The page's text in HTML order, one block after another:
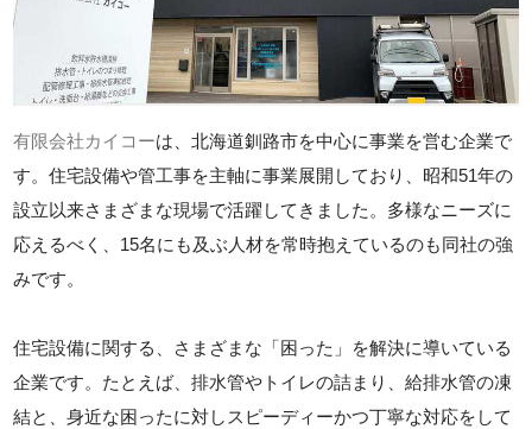
有限会社カイコーは、北海道釧路市を中心に事業を営む企業で
す。住宅設備や管工事を主軸に事業展開しており、昭和51年の
設立以来さまざまな現場で活躍してきました。多様なニーズに
応えるべく、15名にも及ぶ人材を常時抱えているのも同社の強
みです。
住宅設備に関する、さまざまな「困った」を解決に導いている
企業です。たとえば、排水管やトイレの詰まり、給排水管の凍
結と、身近な困ったに対しスピーディーかつ丁寧な対応をして